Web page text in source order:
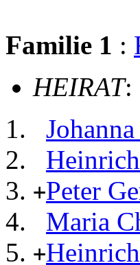
Familie 1 :
HEIRAT:
+Peter
Maria
+